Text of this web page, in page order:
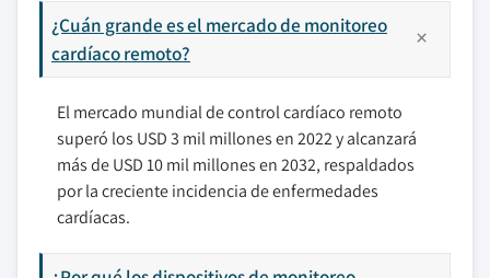
¿Cuán grande es el mercado de monitoreo
cardíaco remoto?
El mercado mundial de control cardíaco remoto
superó los USD 3 mil millones en 2022 y alcanzará
más de USD 10 mil millones en 2032, respaldados
por la creciente incidencia de enfermedades
cardíacas.